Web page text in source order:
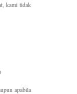
kami tidak
apabila